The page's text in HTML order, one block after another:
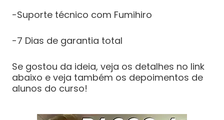
-Suporte técnico com Fumihiro
-7 Dias de garantia total
Se gostou da ideia, veja os detalhes no link
abaixo e veja também os depoimentos de
alunos do curso!